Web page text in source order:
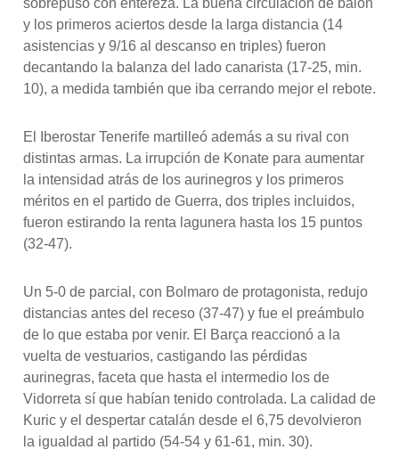
y los primeros aciertos desde la larga distancia (14
asistencias y 9/16 al descanso en triples) fueron
decantando la balanza del lado canarista (17-25, min.
10), a medida también que iba cerrando mejor el rebote.
El Iberostar Tenerife martilleó además a su rival con
distintas armas. La irrupción de Konate para aumentar
la intensidad atrás de los aurinegros y los primeros
méritos en el partido de Guerra, dos triples incluidos,
fueron estirando la renta lagunera hasta los 15 puntos
(32-47).
Un 5-0 de parcial, con Bolmaro de protagonista, redujo
distancias antes del receso (37-47) y fue el preámbulo
de lo que estaba por venir. El Barça reaccionó a la
vuelta de vestuarios, castigando las pérdidas
aurinegras, faceta que hasta el intermedio los de
Vidorreta sí que habían tenido controlada. La calidad de
Kuric y el despertar catalán desde el 6,75 devolvieron
la igualdad al partido (54-54 y 61-61, min. 30).